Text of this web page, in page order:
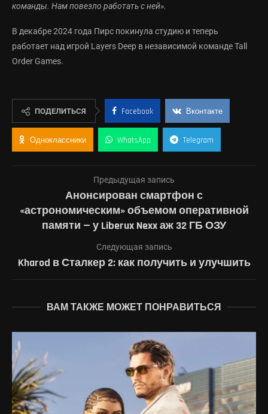
команды. Нам повезло работать с ней».
В декабре 2024 года Пирс покинула студию и теперь
работает над игрой Layers Deep в независимой команде Tall
Order Games.
ПОДЕЛИТЬСЯ Facebook Вконтакте
Одноклассники WhatsApp Telegram
Предыдущая запись
Анонсирован смартфон с
«астрономическим» объемом оперативной
памяти — у Liberux Nexx аж 32 ГБ ОЗУ
Следующая запись
Kharod в Сталкер 2: как получить и улучшить
ВАМ ТАКЖЕ МОЖЕТ ПОНРАВИТЬСЯ